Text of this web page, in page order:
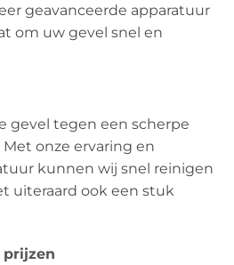
geavanceerde apparatuur
om uw gevel snel en
gevel tegen een scherpe
onze ervaring en
kunnen wij snel reinigen
uiteraard ook een stuk
prijzen